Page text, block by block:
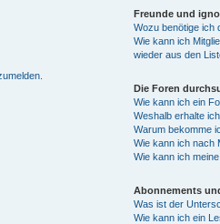
Freunde und
Wozu benötige ich
Wie kann ich
wieder aus den
Die Foren
Wie kann ich ein
Weshalb erhalte
Warum bekomme
Wie kann ich nach
Wie kann ich
Abonnements
Was ist der
Wie kann ich ein